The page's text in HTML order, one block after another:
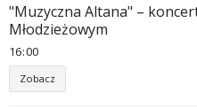
"Muzyczna Altana" –
Młodzieżowym
16 00
Zobacz